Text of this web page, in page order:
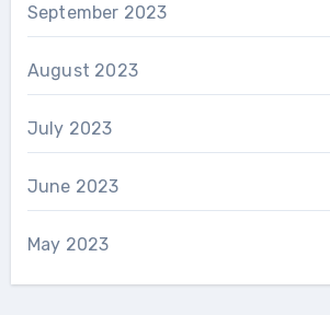
September 2023
August 2023
July 2023
June 2023
May 2023